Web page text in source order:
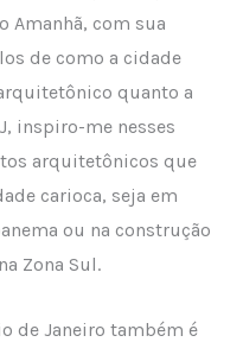
Amanhã, com sua
de como a cidade
quanto a
inspiro-me nesses
arquitetônicos que
carioca, seja em
ou na construção
Zona Sul.
de Janeiro também é